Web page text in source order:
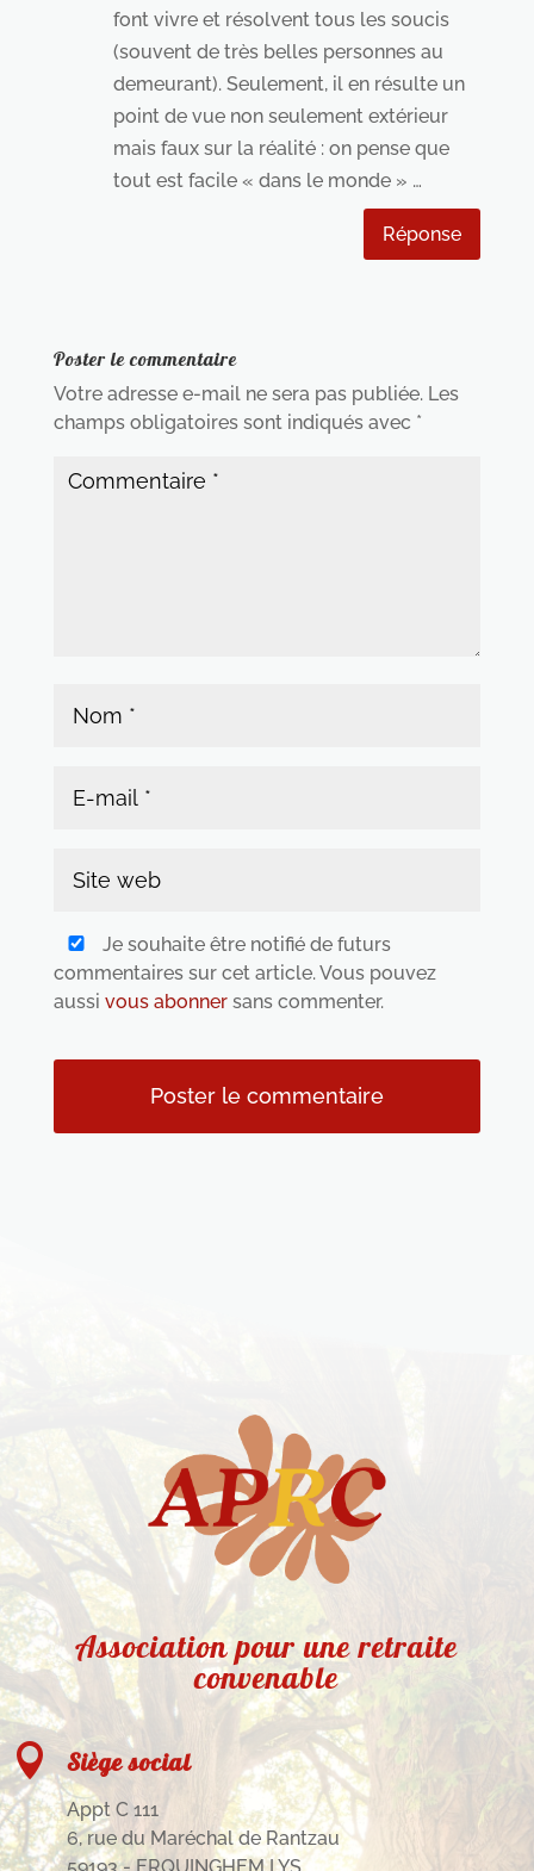
font vivre et résolvent tous les soucis
(souvent de très belles personnes au
demeurant). Seulement, il en résulte un
point de vue non seulement extérieur
mais faux sur la réalité : on pense que
tout est facile « dans le monde » …
Réponse
Poster le commentaire
Votre adresse e-mail ne sera pas publiée. Les
champs obligatoires sont indiqués avec *
Je souhaite être notifié de futurs
commentaires sur cet article. Vous pouvez
aussi vous abonnersans commenter.
Association pour une retraite
convenable
 Siège social
Appt C 111
6, rue du Maréchal de Rantzau